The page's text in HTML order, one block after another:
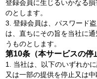
登録会員に生じるいかなる
のとします。
3. 登録会員は、パスワード
は、直ちにその旨を当社に
うものとします。
第10条（本サービスの停
1. 当社は、以下のいずれか
又は一部の提供を停止又は中